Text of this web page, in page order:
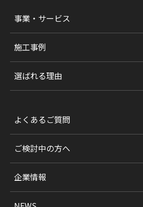
事業・サービス
施工事例
選ばれる理由
よくあるご質問
ご検討中の方へ
企業情報